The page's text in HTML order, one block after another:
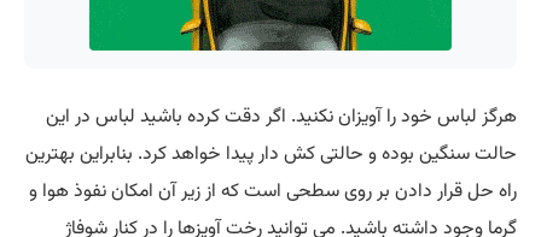
هرگز لباس خود را آویزان نکنید. اگر دقت کرده باشید لباس در این
حالت سنگین بوده و حالتی کش دار پیدا خواهد کرد. بنابراین بهترین
راه حل قرار دادن بر روی سطحی است که از زیر آن امکان نفوذ هوا و
گرما وجود داشته باشید. می توانید رخت آویزها را در کنار شوفاژ